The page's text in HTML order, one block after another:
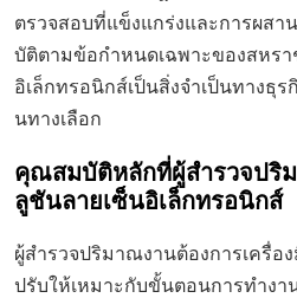
ตรวจสอบที่แข็งแกร่งและการผสา
บัติตามข้อกำหนดเฉพาะของสหร
อิเล็กทรอนิกส์เป็นสิ่งจำเป็นทางธุ
นทางเลือก
คุณสมบัติหลักที่ผู้สำรวจปริ
ลูชันลายเซ็นอิเล็กทรอนิกส์
ผู้สำรวจปริมาณงานต้องการเครื่อ
ปรับให้เหมาะกับขั้นตอนการทำง